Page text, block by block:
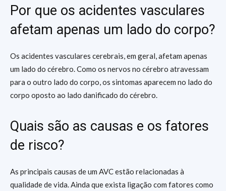
Por que os acidentes vasculares
afetam apenas um lado do corpo?
Os acidentes vasculares cerebrais, em geral, afetam apenas
um lado do cérebro. Como os nervos no cérebro atravessam
para o outro lado do corpo, os sintomas aparecem no lado do
corpo oposto ao lado danificado do cérebro.
Quais são as causas e os fatores
de risco?
As principais causas de um AVC estão relacionadas à
qualidade de vida. Ainda que exista ligação com fatores como